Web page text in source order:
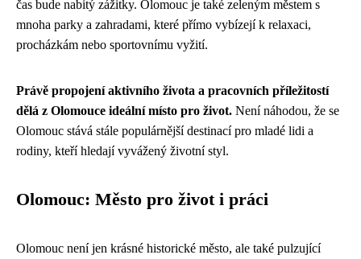
čas bude nabitý zážitky. Olomouc je také zeleným městem s
mnoha parky a zahradami, které přímo vybízejí k relaxaci,
procházkám nebo sportovnímu vyžití.
Právě propojení aktivního života a pracovních příležitostí
dělá z Olomouce ideální místo pro život. Není náhodou, že se
Olomouc stává stále populárnější destinací pro mladé lidi a
rodiny, kteří hledají vyvážený životní styl.
Olomouc: Město pro život i práci
Olomouc není jen krásné historické město, ale také pulzující